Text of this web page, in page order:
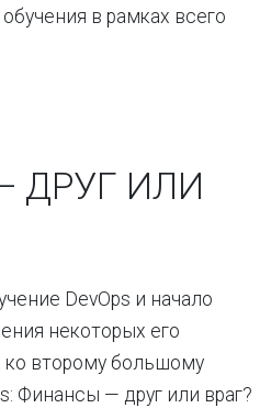
в рамках всего
ДРУГ ИЛИ
DevOps и начало
некоторых его
ко второму большому
Финансы — друг или враг?